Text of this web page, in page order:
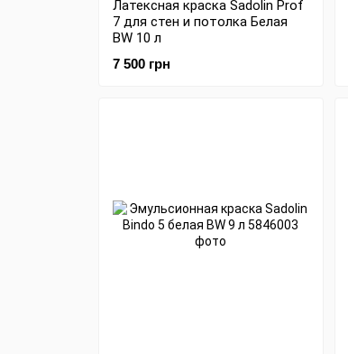
Латексная краска Sadolin Prof
7 для стен и потолка Белая
BW 10 л
7 500 грн